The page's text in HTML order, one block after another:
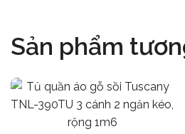
Sản phẩm